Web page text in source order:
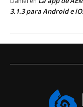
3.1.3 para Android e